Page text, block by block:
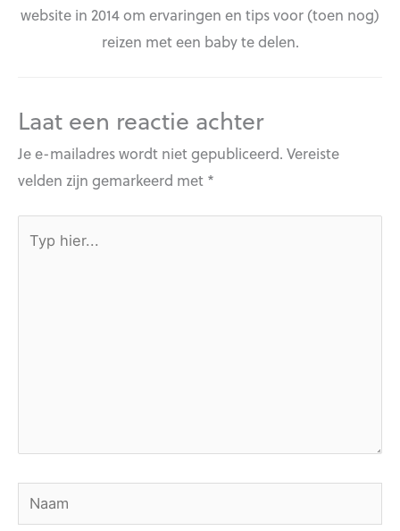
website in 2014 om ervaringen en tips voor (toen nog)
reizen met een baby te delen.
Laat een reactie achter
Je e-mailadres wordt niet gepubliceerd. Vereiste
velden zijn gemarkeerd met *
hier...
Naam